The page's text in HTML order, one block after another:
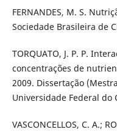
FERNANDES, M. S.
Sociedade Brasileira de
TORQUATO, J. P. P.
concentrações de
2009. Dissertação
Universidade Federal do
VASCONCELLOS, C. A.;